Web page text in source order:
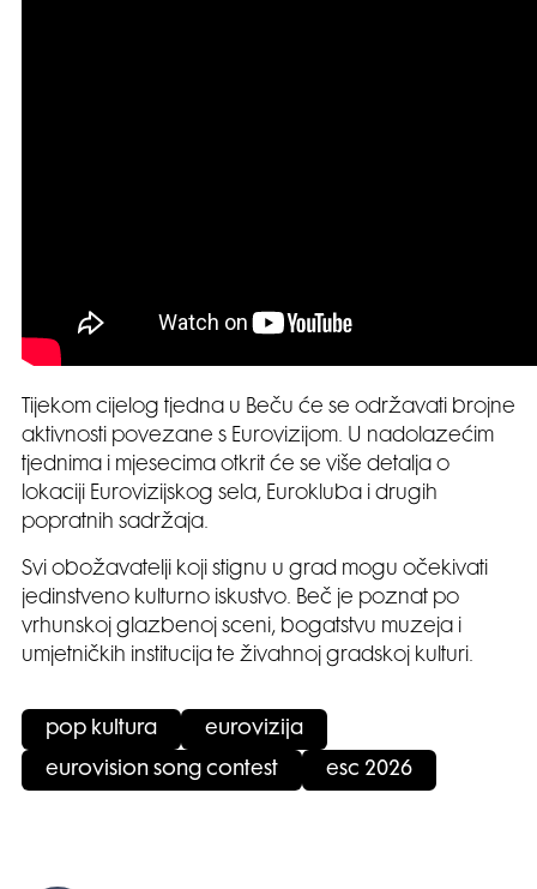
Tijekom cijelog tjedna u Beču će se održavati brojne
aktivnosti povezane s Eurovizijom. U nadolazećim
tjednima i mjesecima otkrit će se više detalja o
lokaciji Eurovizijskog sela, Eurokluba i drugih
popratnih sadržaja.
Svi obožavatelji koji stignu u grad mogu očekivati
jedinstveno kulturno iskustvo. Beč je poznat po
vrhunskoj glazbenoj sceni, bogatstvu muzeja i
umjetničkih institucija te živahnoj gradskoj kulturi.
pop kultura eurovizija
eurovision song contest esc 2026